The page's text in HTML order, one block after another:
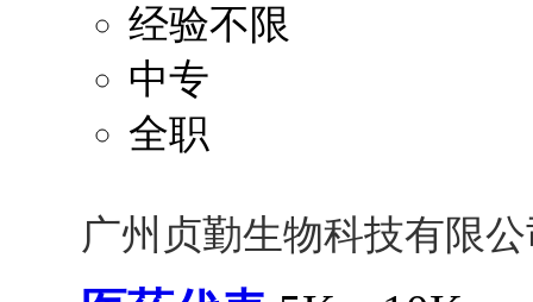
经验不限
中专
全职
广州贞勤生物科技有限